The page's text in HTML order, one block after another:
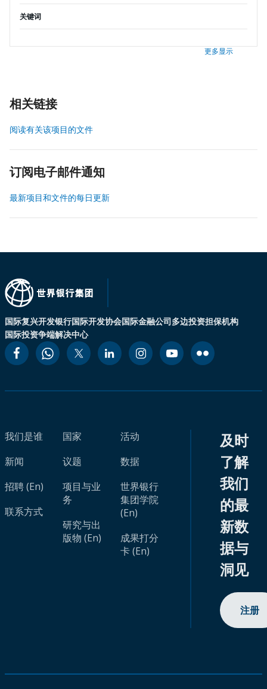
关键词
更多显示
相关链接
阅读有关该项目的文件
订阅电子邮件通知
最新项目和文件的每日更新
国际复兴开发银行国际开发协会国际金融公司多边投资担保机构
国际投资争端解决中心
我们是谁
新闻
招聘 (En)
联系方式
国家
议题
项目与业
务
研究与出
版物 (En)
活动
数据
世界银行
集团学院
(En)
成果打分
卡 (En)
及时
了解
我们
的最
新数
据与
洞见
注册